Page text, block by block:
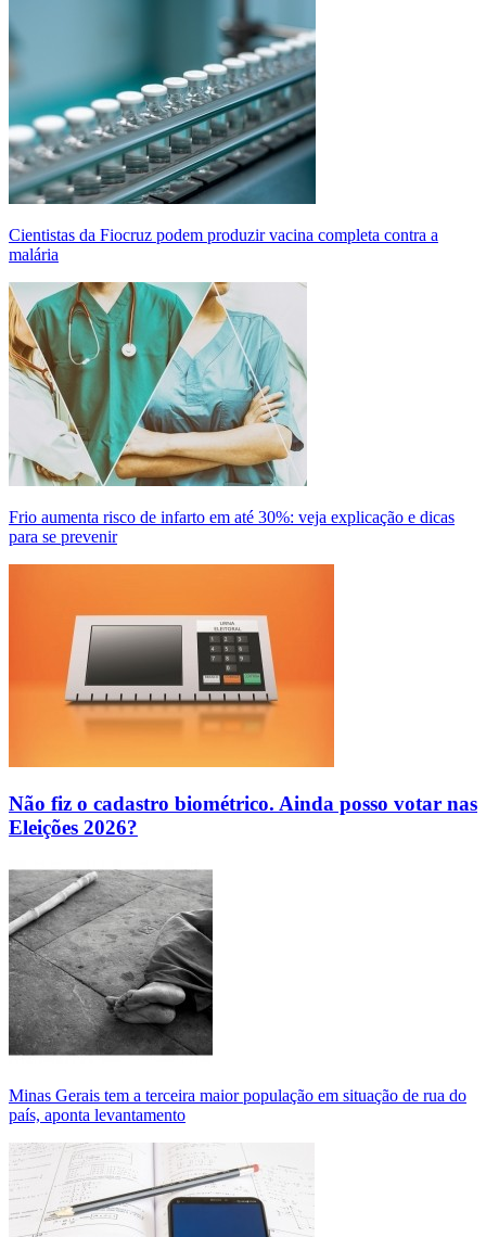
Cientistas da Fiocruz podem produzir vacina completa contra a
malária
Frio aumenta risco de infarto em até 30%: veja explicação e dicas
para se prevenir
Não fiz o cadastro biométrico. Ainda posso votar nas
Eleições 2026?
Minas Gerais tem a terceira maior população em situação de rua do
país, aponta levantamento